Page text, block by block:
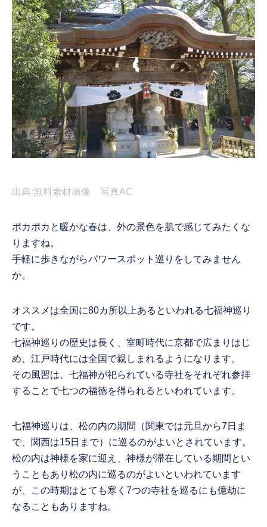
出典:無料素材画像 写真AC
ポカポカと暖かな春は、外の景色を肌で感じてみたくな
りますね。
手軽に歩きながらパワースポット巡りをしてみません
か。
オススメは全国に80カ所以上あるといわれる七福神巡り
です。
七福神巡りの歴史は長く、室町時代に京都で広まりはじ
め、江戸時代には全国で親しまれるようになります。
その風習は、七福神が祀られている寺社をそれぞれ参拝
することで七つの福徳を得られるといわれています。
七福神巡りは、松の内の期間（関東では元旦から7日ま
で、関西は15日まで）に巡るのがよいとされています。
松の内は神様を家に迎え、神様が滞在している期間とい
うこともあり松の内に巡るのがよいといわれています
が、この時期はとても寒く7つの寺社を巡るにも億劫に
なることもありますね。